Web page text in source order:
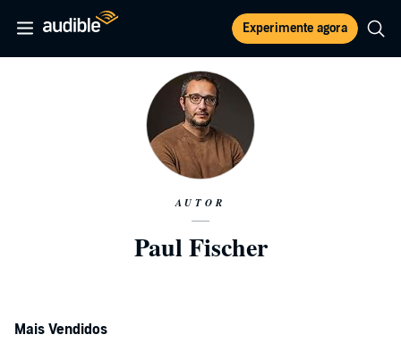
Experimente agora
AUTOR
Paul Fischer
Mais Vendidos